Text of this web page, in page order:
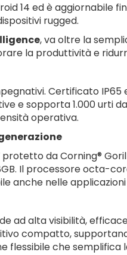
14 ed è aggiornabile
rugged.
, va oltre la
la produttività e
Certificato IP65
e sopporta 1.000 urti
operativa.
protetto da Corning®
Il processore octa-
anche nelle applicazioni
ad alta visibilità,
compatto,
flessibile che